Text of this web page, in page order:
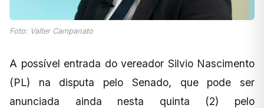
Foto: Valter Campanato
A possível entrada do vereador Silvio Nascimento
(PL) na disputa pelo Senado, que pode ser
anunciada ainda nesta quinta (2) pelo